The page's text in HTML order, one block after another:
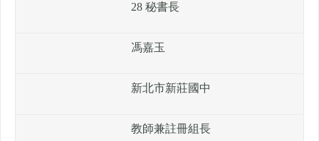
28 秘書長
馮嘉玉
新北市新莊國中
教師兼註冊組長